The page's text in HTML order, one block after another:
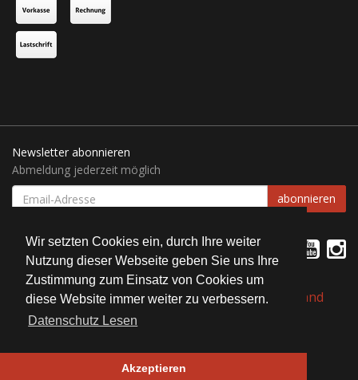
Wir setzten Cookies ein, durch Ihre weiter
Nutzung dieser Webseite geben Sie uns Ihre
Zustimmung zum Einsatz von Cookies um
diese Website immer weiter zu verbessern.
Datenschutz Lesen
Akzeptieren
Newsletter abonnieren
Abmeldung jederzeit möglich
EMAIL-
ADRESSE
abonnieren
*Alle Preise inkl. gesetzlicher USt., zzgl. Versand
Alle Rechte vorbehalten
JTL-Shop| Design by ©